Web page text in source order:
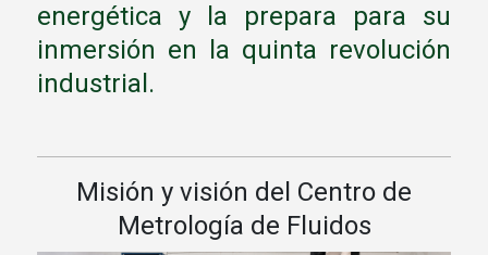
energética y la prepara para su
inmersión en la quinta revolución
industrial.
Misión y visión del Centro de
Metrología de Fluidos